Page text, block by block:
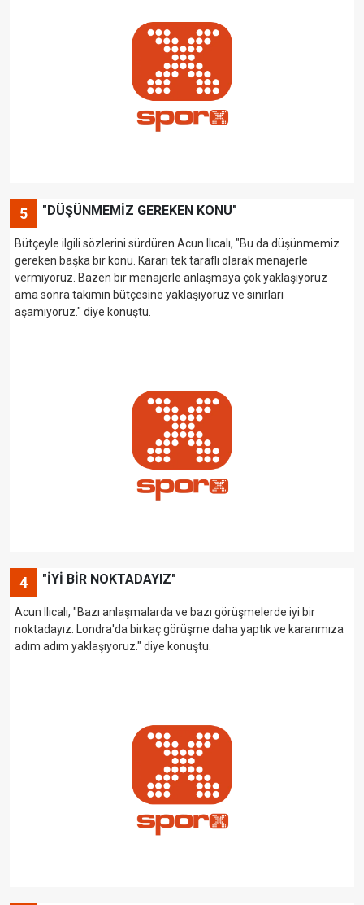
5 "DÜŞÜNMEMİZ GEREKEN KONU"
Bütçeyle ilgili sözlerini sürdüren Acun Ilıcalı, "Bu da düşünmemiz
gereken başka bir konu. Kararı tek taraflı olarak menajerle
vermiyoruz. Bazen bir menajerle anlaşmaya çok yaklaşıyoruz
ama sonra takımın bütçesine yaklaşıyoruz ve sınırları
aşamıyoruz." diye konuştu.
4 "İYİ BİR NOKTADAYIZ"
Acun Ilıcalı, "Bazı anlaşmalarda ve bazı görüşmelerde iyi bir
noktadayız. Londra'da birkaç görüşme daha yaptık ve kararımıza
adım adım yaklaşıyoruz." diye konuştu.